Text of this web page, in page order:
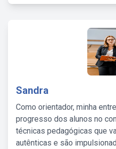
Sandra
Como orientador, minha
progresso dos alunos no
técnicas pedagógicas que
autênticas e são